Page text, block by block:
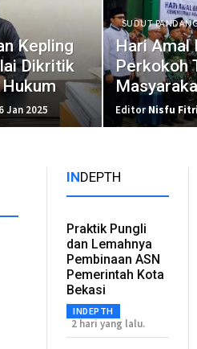
Kepling
Dikritik
6 Jan 2025
SUDUT
Hari Amal
Perkokoh
EditorNisfu
INDEPTH
Praktik Pungli
dan Lemahnya
Pembinaan ASN
Pemerintah Kota
Bekasi
INDEPTH
2 hari yang lalu.